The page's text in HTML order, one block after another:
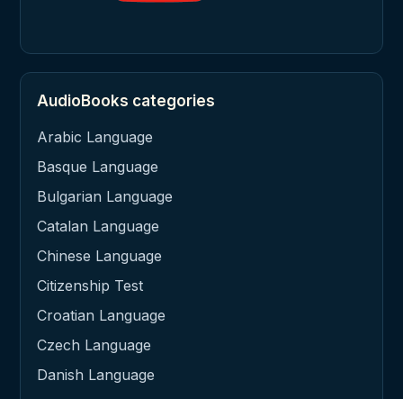
AudioBooks categories
Arabic Language
Basque Language
Bulgarian Language
Catalan Language
Chinese Language
Citizenship Test
Croatian Language
Czech Language
Danish Language